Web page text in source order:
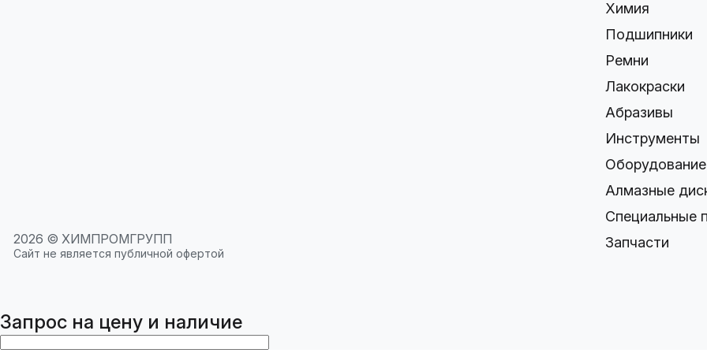
2026 © ХИМПРОМГРУПП
Сайт не является публичной офертой
Химия
Подшипники
Ремни
Лакокраски
Абразивы
Инструменты
Оборудование
Алмазные
Специальные
Запчасти
Запрос на цену и наличие